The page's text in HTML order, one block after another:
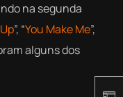
na segunda
”, “You Make Me”,
alguns dos